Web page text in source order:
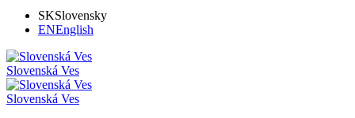
SKSlovensky
ENEnglish
Slovenská Ves
Slovenská Ves